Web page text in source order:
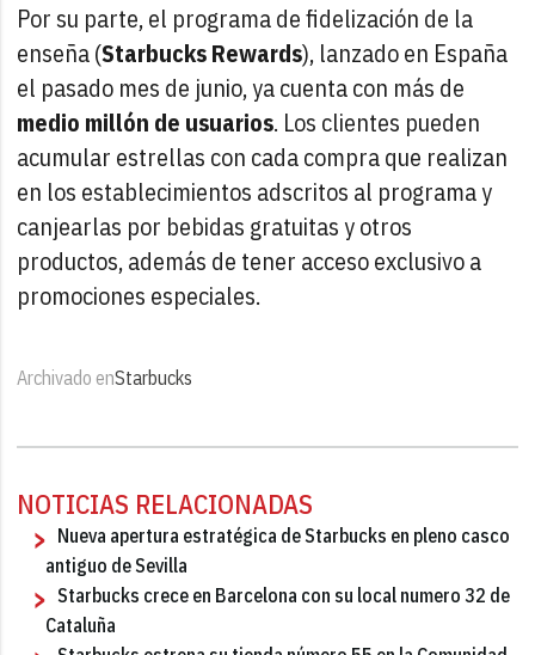
Por su parte, el programa de fidelización de la
enseña (Starbucks Rewards), lanzado en España
el pasado mes de junio, ya cuenta con más de
medio millón de usuarios. Los clientes pueden
acumular estrellas con cada compra que realizan
en los establecimientos adscritos al programa y
canjearlas por bebidas gratuitas y otros
productos, además de tener acceso exclusivo a
promociones especiales.
Archivado enStarbucks
NOTICIAS RELACIONADAS
Nueva apertura estratégica de Starbucks en pleno casco
antiguo de Sevilla
Starbucks crece en Barcelona con su local numero 32 de
Cataluña